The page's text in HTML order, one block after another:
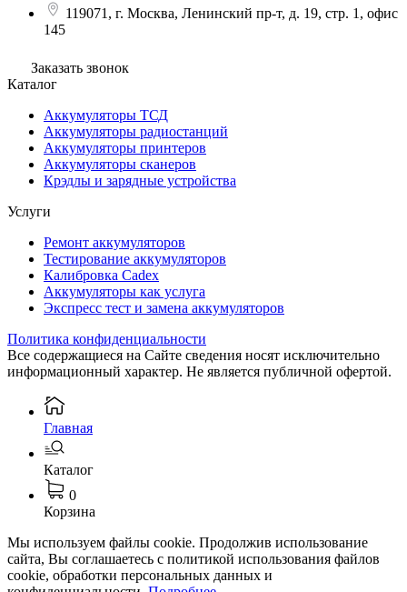
119071, г. Москва, Ленинский пр-т, д. 19, стр. 1, офис
145
Заказать звонок
Каталог
Аккумуляторы ТСД
Аккумуляторы радиостанций
Аккумуляторы принтеров
Аккумуляторы сканеров
Крэдлы и зарядные устройства
Услуги
Ремонт аккумуляторов
Тестирование аккумуляторов
Калибровка Cadex
Аккумуляторы как услуга
Экспресс тест и замена аккумуляторов
Политика конфиденциальности
Все содержащиеся на Сайте сведения носят исключительно
информационный характер. Не является публичной офертой.
Главная
Каталог
0
Корзина
Мы используем файлы cookie. Продолжив использование
сайта, Вы соглашаетесь с политикой использования файлов
cookie, обработки персональных данных и